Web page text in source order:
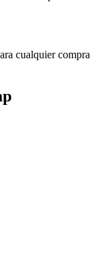
cualquier compra